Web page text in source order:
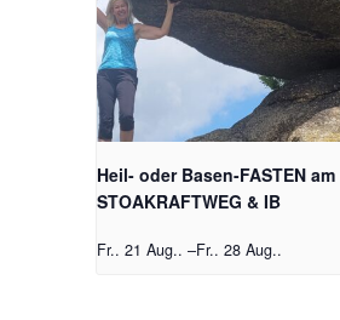
Heil- oder Basen-FASTEN am
STOAKRAFTWEG & IB
Fr.. 21 Aug.. –Fr.. 28 Aug..